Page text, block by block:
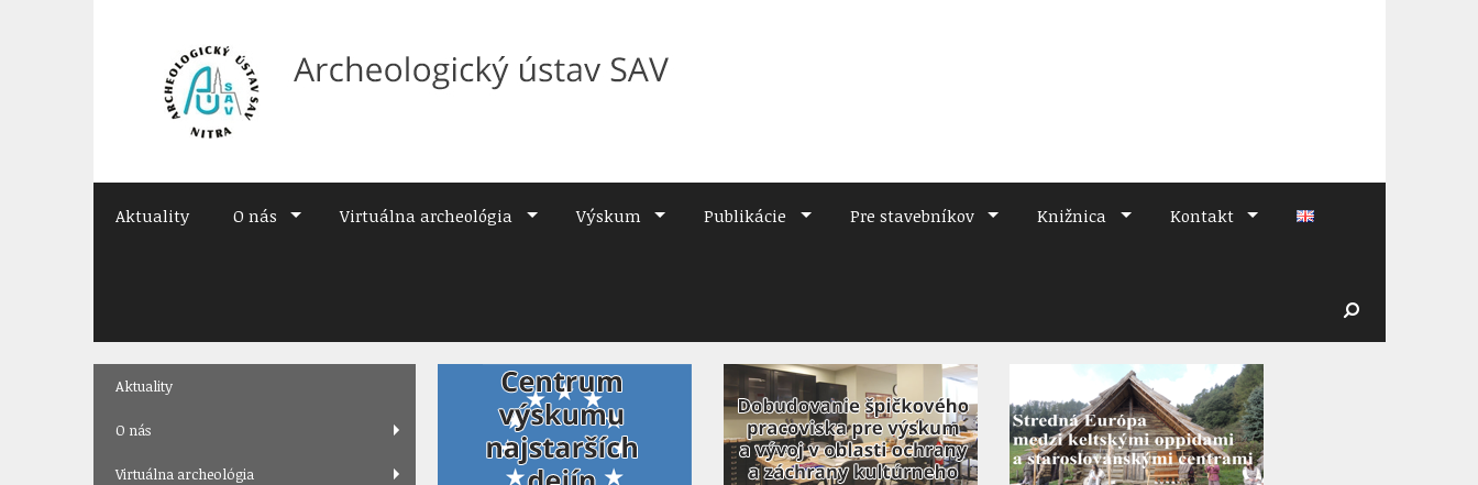
Aktuality O nás Virtuálna archeológia Výskum Publikácie Pre stavebníkov Knižnica Kontakt
Skip
content
Aktuality
O nás
Virtuálna archeológia